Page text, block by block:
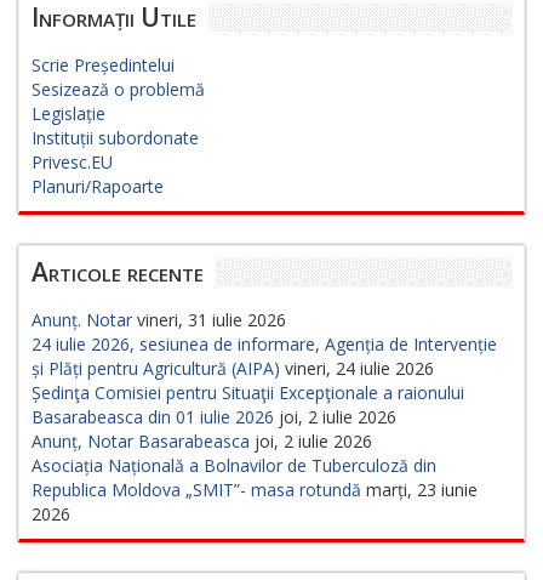
Informații Utile
Scrie Președintelui
Sesizează o problemă
Legislație
Instituții subordonate
Privesc.EU
Planuri/Rapoarte
Articole recente
Anunț. Notar vineri, 31 iulie 2026
24 iulie 2026, sesiunea de informare, Agenția de Intervenție
și Plăți pentru Agricultură (AIPA) vineri, 24 iulie 2026
Ședinţa Comisiei pentru Situaţii Excepţionale a raionului
Basarabeasca din 01 iulie 2026 joi, 2 iulie 2026
Anunț, Notar Basarabeasca joi, 2 iulie 2026
Asociația Națională a Bolnavilor de Tuberculoză din
Republica Moldova „SMIT”- masa rotundă marți, 23 iunie
2026